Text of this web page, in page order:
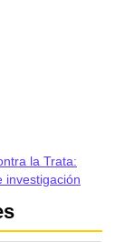
la Trata:
investigación